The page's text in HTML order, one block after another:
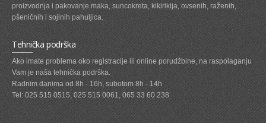
GASTRO
KISELISI
KECAP, SENF, REN, PARADAJZ,SOS
KOMPOTI
SVEZE VOCE
SVEZE POVRCE
proizvodnja i pakovanje maka, suncokreta, kikirikija, ovsenih, raženih,
pšeničnih i sojinih pahuljica.
Tehnička podrška
Ako imate problema oko registracije ili online porudžbine, na raspolaganju
Vam je naša tehnička podrška.
Radnim danima od 8h - 16h, subotom 8h - 14h
Tel: 025 515 0515, 025 515 0061, 065 33 60 238